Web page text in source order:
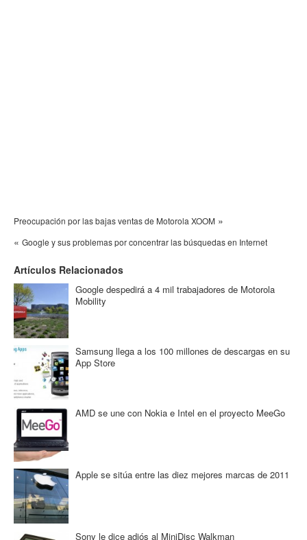
Preocupación por las bajas ventas de Motorola XOOM »
« Google y sus problemas por concentrar las búsquedas en Internet
Artículos Relacionados
Google despedirá a 4 mil trabajadores de Motorola
Mobility
Samsung llega a los 100 millones de descargas en su
App Store
AMD se une con Nokia e Intel en el proyecto MeeGo
Apple se sitúa entre las diez mejores marcas de 2011
Sony le dice adiós al MiniDisc Walkman